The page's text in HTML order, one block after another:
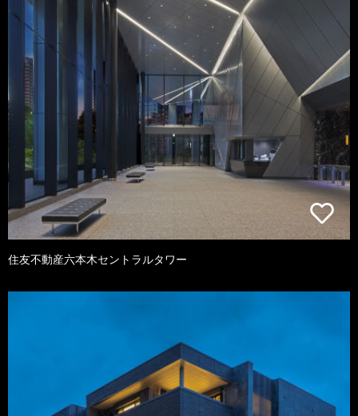
住友不動産六本木セントラルタワー